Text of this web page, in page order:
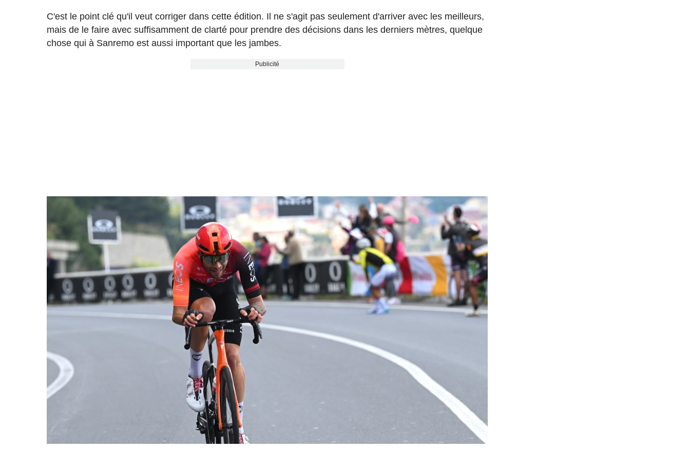
C'est le point clé qu'il veut corriger dans cette édition. Il ne s'agit pas seulement d'arriver avec les meilleurs,
mais de le faire avec suffisamment de clarté pour prendre des décisions dans les derniers mètres, quelque
chose qui à Sanremo est aussi important que les jambes.
Publicité